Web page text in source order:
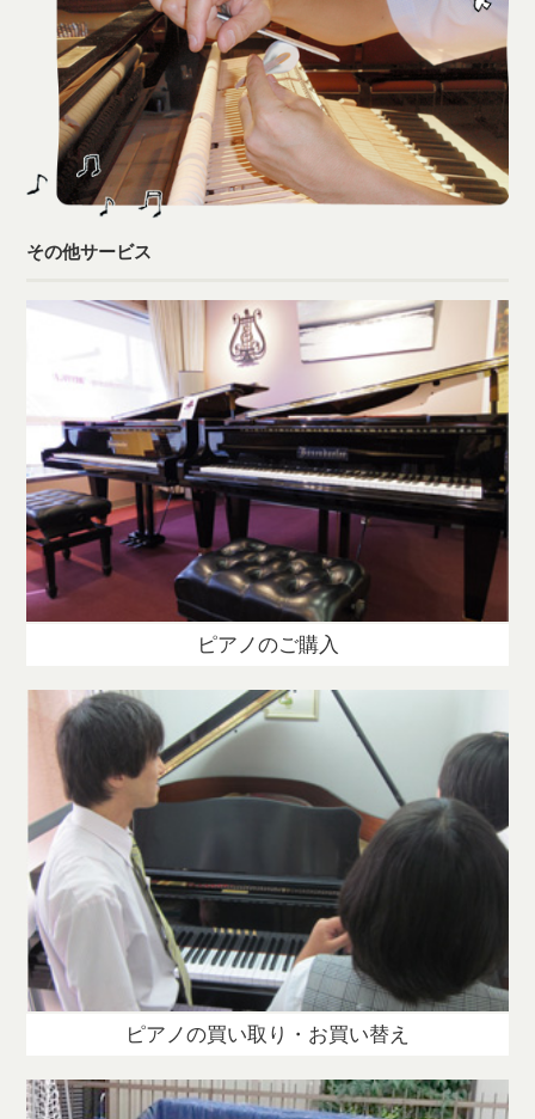
その他サービス
ピアノのご購入
ピアノの買い取り・お買い替え